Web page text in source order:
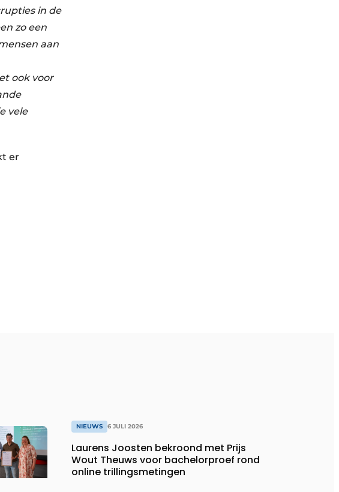
in de
zo een
aan
ook voor
vele
er
NIEUWS 6 JULI 2026
Laurens Joosten bekroond met Prijs
Wout Theuws voor bachelorproef rond
online trillingsmetingen